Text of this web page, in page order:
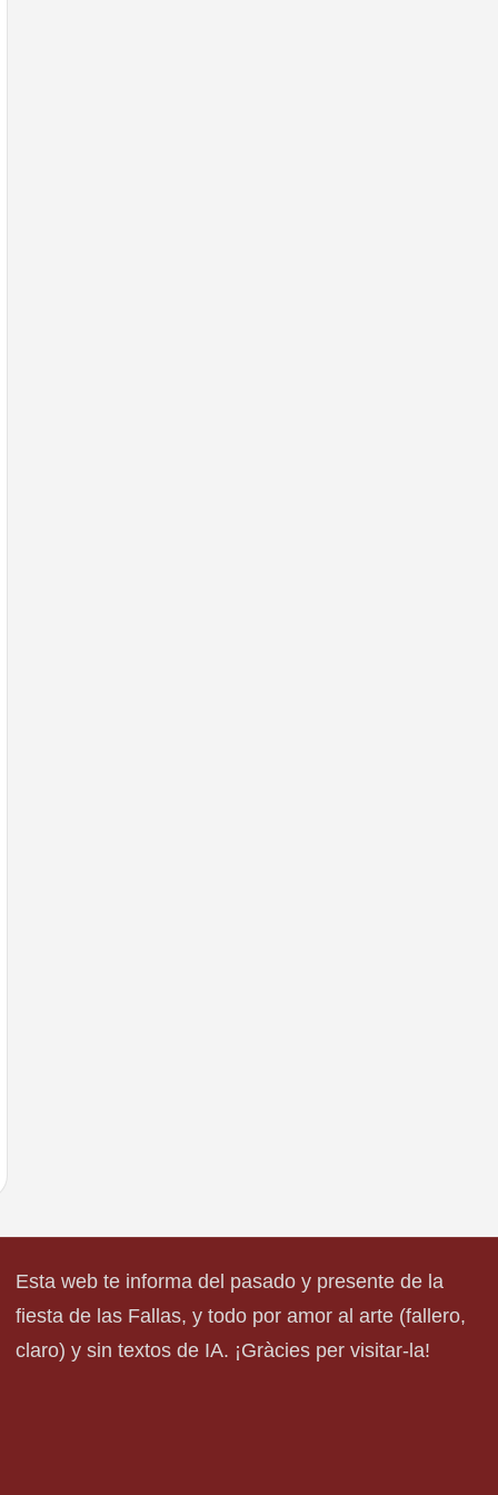
Esta web te informa del pasado y presente de la
fiesta de las Fallas, y todo por amor al arte (fallero,
claro) y sin textos de IA. ¡Gràcies per visitar-la!